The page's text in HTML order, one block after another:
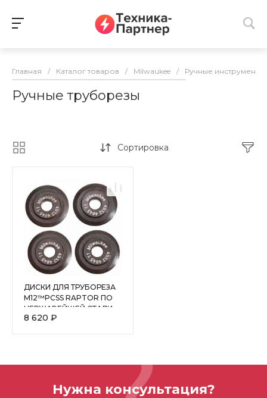
Главная / Каталог товаров / Milwaukee / Ручные инструменты
Ручные труборезы
Сортировка
ДИСКИ ДЛЯ ТРУБОРЕЗА
M12™PCSS RAPTOR ПО
НЕРЖАВЕЙЩЕЙ СТАЛИ -
4шт 4932464511
8 620 ₽
Нужна консультация?